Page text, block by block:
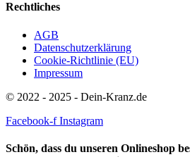
Rechtliches
AGB
Datenschutzerklärung
Cookie-Richtlinie (EU)
Impressum
© 2022 - 2025 - Dein-Kranz.de
Facebook-f Instagram
Schön, dass du unseren Onlineshop